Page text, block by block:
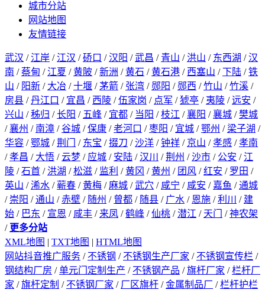
城市分站
网站地图
友情链接
武汉 / 江岸 / 江汉 /硚口 /汉阳 /武昌 / 青山 / 洪山 / 东西湖 /汉
南 /蔡甸 / 江夏 /黄陂 /新洲 /黄石 /黄石港 / 西塞山 /下陆 /铁
山 / 阳新 / 大冶 /十堰 /茅箭 / 张湾 / 郧阳 / 郧西 /竹山 /竹溪 /
房县 /丹江口 / 宜昌 / 西陵 /伍家岗 / 点军 /猇亭 / 夷陵 /远安 /
兴山 /秭归 /长阳 / 五峰 / 宜都 / 当阳 /枝江 /襄阳 /襄城 /樊城
/襄州 / 南漳 /谷城 /保康 /老河口 /枣阳 / 宜城 /鄂州 / 梁子湖 /
华容 /鄂城 /荆门 / 东宝 /掇刀 /沙洋 /钟祥 / 京山 /孝感 /孝南
/孝昌 / 大悟 /云梦 / 应城 / 安陆 /汉川 /荆州 /沙市 / 公安 / 江
陵 /石首 / 洪湖 /松滋 / 监利 /黄冈 /黄州 / 团风 /红安 / 罗田 /
英山 /浠水 /蕲春 /黄梅 / 麻城 /武穴 / 咸宁 / 咸安 / 嘉鱼 /通城
/ 崇阳 /通山 /赤壁 / 随州 / 曾都 / 随县 / 广水 / 恩施 /利川 / 建
始 / 巴东 / 宣恩 / 咸丰 / 来凤 /鹤峰 /仙桃 /潜江 / 天门 /神农架
/ 更多分站
XML地图 | TXT地图 | HTML地图
网站抖音推广服务 / 不锈钢 / 不锈钢生产厂家 / 不锈钢宣传栏 /
钢结构厂房 /单元门定制生产 / 不锈钢产品 /旗杆厂家 /栏杆厂
家 /旗杆定制 / 不锈钢厂家 / 厂区旗杆 /金属制品厂 /栏杆护栏